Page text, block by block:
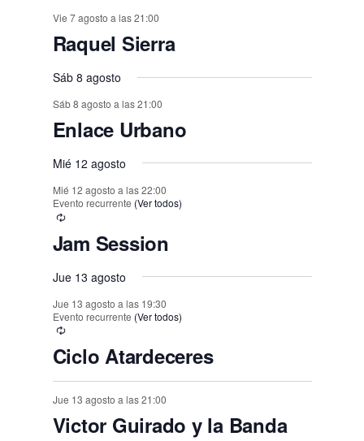
e
E
e
n
t
o
s
,
,
o
s
,
o
s
,
o
,
s
t
o
s
,
t
o
s
,
t
o
,
o
s
s
,
s
n
t
o
s
,
n
t
o
s
,
n
t
o
,
t
o
,
o
o
o
e
o
,
e
o
,
e
o
,
o
Vie 7 agosto a las 21:00
Raquel Sierra
Sáb 8 agosto
Sáb 8 agosto a las 21:00
Enlace Urbano
Mié 12 agosto
Mié 12 agosto a las 22:00
Evento recurrente (Ver todos)
Jam Session
Jue 13 agosto
Jue 13 agosto a las 19:30
Evento recurrente (Ver todos)
Ciclo Atardeceres
Jue 13 agosto a las 21:00
Victor Guirado y la Banda